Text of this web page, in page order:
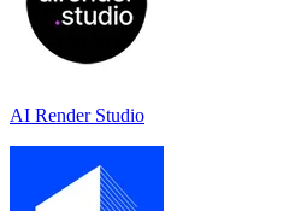
AI Render Studio